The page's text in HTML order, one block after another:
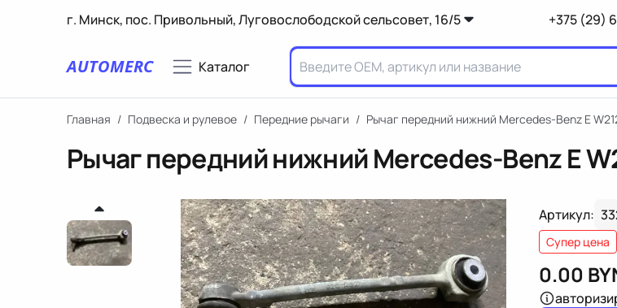
г. Минск, пос. Привольный, Луговослободской сельсовет, 16/5 +375 (29)
AUTOMERC Каталог
Главная / Подвеска и рулевое / Передние рычаги / Рычаг передний нижний Mercedes-Benz E
Рычаг передний нижний Mercedes-Benz E
Артикул:
Супер цена
0.00